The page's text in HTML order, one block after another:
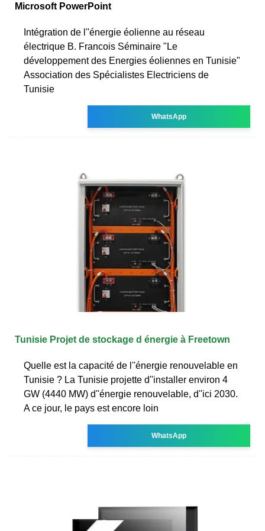
Microsoft PowerPoint
Intégration de l''énergie éolienne au réseau
électrique B. Francois Séminaire "Le
développement des Energies éoliennes en Tunisie"
Association des Spécialistes Electriciens de
Tunisie
WhatsApp
Tunisie Projet de stockage d énergie à Freetown
Quelle est la capacité de l''énergie renouvelable en
Tunisie ? La Tunisie projette d''installer environ 4
GW (4440 MW) d''énergie renouvelable, d''ici 2030.
A ce jour, le pays est encore loin
WhatsApp